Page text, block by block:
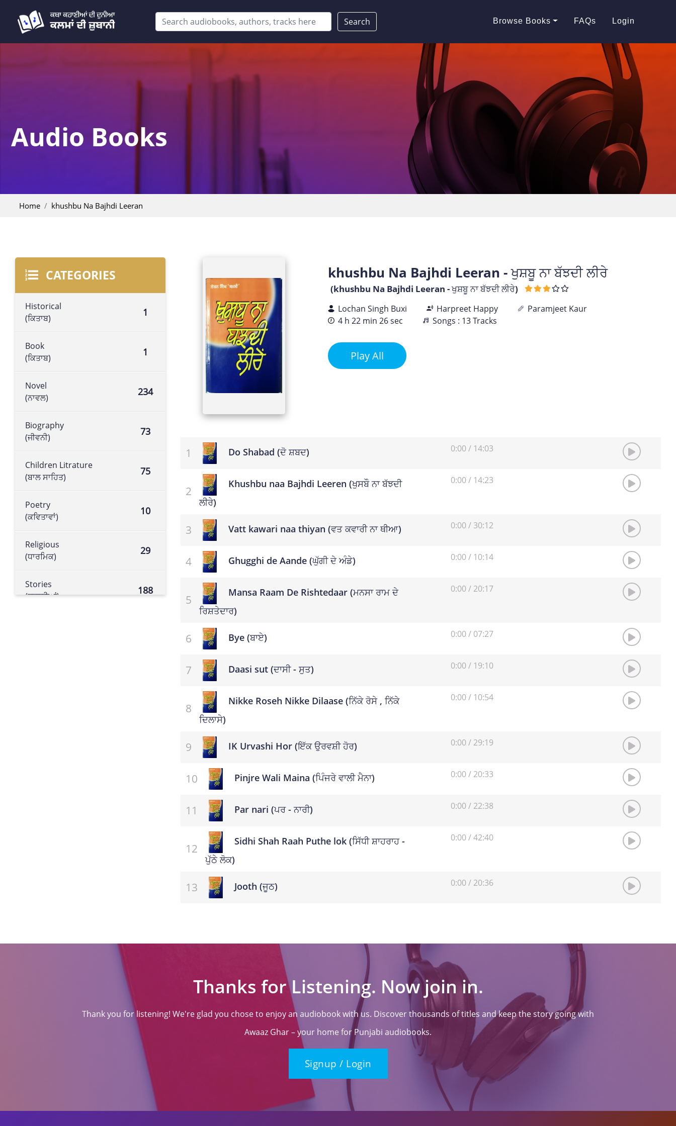
Search Browse Books FAQs Login
Audio Books
Home khushbu Na Bajhdi Leeran
CATEGORIES
Historical
(ਕਿਤਾਬ)
1
Book
(ਕਿਤਾਬ)
1
Novel
(ਨਾਵਲ)
234
Biography
(ਜੀਵਨੀ)
73
Children Litrature
(ਬਾਲ ਸਾਹਿਤ)
75
Poetry
(ਕਵਿਤਾਵਾਂ)
10
Religious
(ਧਾਰਮਿਕ)
29
Stories
(ਕਹਾਣੀਆਂ)
188
khushbu Na Bajhdi Leeran - ਖੁਸ਼ਬੂ ਨਾ ਬੱਝਦੀ ਲੀਰੇ
(khushbu Na Bajhdi Leeran - ਖੁਸ਼ਬੂ ਨਾ ਬੱਝਦੀ ਲੀਰੇ)
Lochan Singh Buxi Harpreet Happy
Paramjeet Kaur
4 h 22 min 26 sec
Songs : 13 Tracks
Play All
Do Shabad (ਦੋ ਸ਼ਬਦ) 0:00/ 14:03
Khushbu naa Bajhdi Leeren (ਖੁਸਬੌ ਨਾ ਬੱਝਦੀ
ਲੀਰੇ)
0:00/ 14:23
Vatt kawari naa thiyan (ਵਤ ਕਵਾਰੀ ਨਾ ਥੀਆ) 0:00/ 30:12
Ghugghi de Aande (ਘੁੱਗੀ ਦੇ ਅੰਡੇ) 0:00/ 10:14
Mansa Raam De Rishtedaar (ਮਨਸਾ ਰਾਮ ਦੇ
ਰਿਸ਼ਤੇਦਾਰ)
0:00/ 20:17
Bye (ਬਾਏ) 0:00/ 07:27
Daasi sut (ਦਾਸੀ - ਸੁਤ) 0:00/ 19:10
Nikke Roseh Nikke Dilaase (ਨਿੱਕੇ ਰੋਸੇ , ਨਿੱਕੇ
ਦਿਲਾਸੇ)
0:00/ 10:54
IK Urvashi Hor (ਇੱਕ ਉਰਵਸ਼ੀ ਹੋਰ) 0:00/ 29:19
Pinjre Wali Maina (ਪਿੰਜਰੇ ਵਾਲੀ ਮੈਨਾ) 0:00/ 20:33
Par nari (ਪਰ - ਨਾਰੀ) 0:00/ 22:38
Sidhi Shah Raah Puthe lok (ਸਿੱਧੀ ਸ਼ਾਹਰਾਹ -
ਪੁੱਠੇ ਲੋਕ)
0:00/42:40
Jooth (ਜੂਠ) 0:00/ 20:36
Thanks for Listening. Now join in.
Thank you for listening! We're glad you chose to enjoy an audiobook with us. Discover thousands of titles and keep the story going with
Awaaz Ghar – your home for Punjabi audiobooks.
Signup / Login